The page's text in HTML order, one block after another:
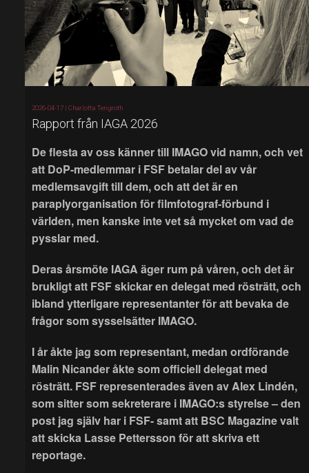
2026-04-17 | Charlotta Tengroth
Rapport från IAGA 2026
De flesta av oss känner till IMAGO vid namn, och vet
att DoP-medlemmar i FSF betalar del av vår
medlemsavgift till dem, och att det är en
paraplyorganisation för filmfotograf-förbund i
världen, men kanske inte vet så mycket om vad de
pysslar med.
Deras årsmöte IAGA äger rum på våren, och det är
brukligt att FSF skickar en delegat med rösträtt, och
ibland ytterligare representanter för att bevaka de
frågor som sysselsätter IMAGO.
I år åkte jag som representant, medan ordförande
Malin Nicander åkte som officiell delegat med
rösträtt. FSF representerades även av Alex Lindén,
som sitter som sekreterare i IMAGO:s styrelse – den
post jag själv har i FSF- samt att BSC Magazine valt
att skicka Lasse Pettersson för att skriva ett
reportage.